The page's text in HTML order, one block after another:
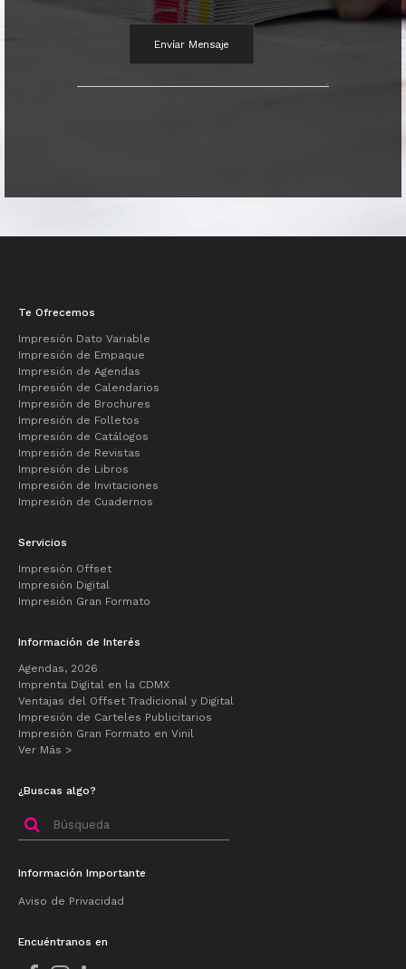
Te Ofrecemos
Impresión Dato Variable
Impresión de Empaque
Impresión de Agendas
Impresión de Calendarios
Impresión de Brochures
Impresión de Folletos
Impresión de Catálogos
Impresión de Revistas
Impresión de Libros
Impresión de Invitaciones
Impresión de Cuadernos
Servicios
Impresión Offset
Impresión Digital
Impresión Gran Formato
Información de Interés
Agendas, 2026
Imprenta Digital en la CDMX
Ventajas del Offset Tradicional y Digital
Impresión de Carteles Publicitarios
Impresión Gran Formato en Vinil
Ver Más >
¿Buscas algo?
Buscar
por:
Información Importante
Aviso de Privacidad
Encuéntranos en